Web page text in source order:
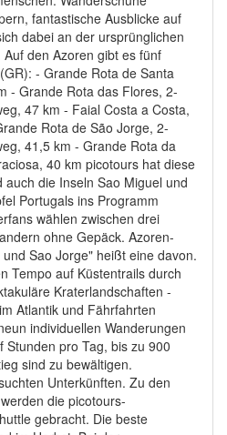
fantastische Ausblicke auf
dabei an der ursprünglichen
den Azoren gibt es fünf
- Grande Rota de Santa
- Grande Rota das Flores, 2-
47 km - Faial Costa a Costa,
Rota de São Jorge, 2-
41,5 km - Grande Rota da
40 km picotours hat diese
die Inseln Sao Miguel und
Portugals ins Programm
wählen zwischen drei
ohne Gepäck. Azoren-
Sao Jorge" heißt eine davon.
Tempo auf Küstentrails durch
Kraterlandschaften -
Atlantik und Fährfahrten
individuellen Wanderungen
Stunden pro Tag, bis zu 900
sind zu bewältigen.
Unterkünften. Zu den
die picotours-
gebracht. Die beste